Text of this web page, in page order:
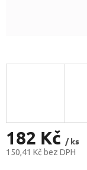
182 Kč / ks
150,41 Kč bez DPH